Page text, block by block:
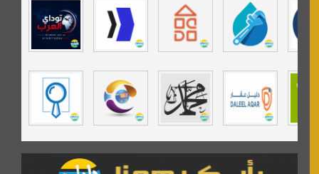
تي في قران
موسوعة نور الرحمن
مندى غرام
مردة سوفت
السبيل